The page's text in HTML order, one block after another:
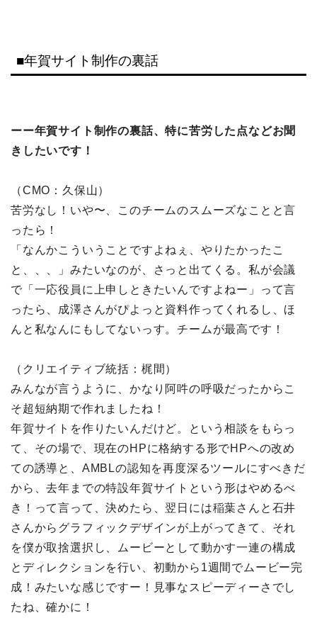
■年賀サイト制作の裏話
ーー年賀サイト制作の裏話、特に苦労した点などお聞
きしたいです！
（CMO：久保山）
苦労なし！いや〜、このチームのスムーズなことと言
ったら！
「なんかこういうことですよねぇ、やりたかったこ
と、、、」みたいなのが、さっと出てくる。私が会議
で「一応役員に上申しときたいんですよねー」って言
ったら、成澤さんがぴよっと資料作ってくれるし、ほ
んと私なんにもしてないっす。チームが最高です！
（クリエイティブ統括：梶間）
みんなが言うように、かなり阿吽の呼吸だったからこ
そ超短納期で作れましたね！
年賀サイトを作りたいんだけど。という相談をもらっ
て、その場で、現在のHPに格納する形でHPへの改め
ての誘導と、AMBLの認知を再度深るツールにすべきだ
から、去年までの特設年賀サイトという形はやめるべ
き！って言って、決めたら、翌日には稲葉さんと石井
さんからグラフィックデザインが上がってきて、それ
を僕が取捨選択し、ムービーとして動かす一連の構成
とディレクションを行い、初動から1週間でムービー完
成！みたいな感じですー！見事なスピーディーさでし
たね、確かに！